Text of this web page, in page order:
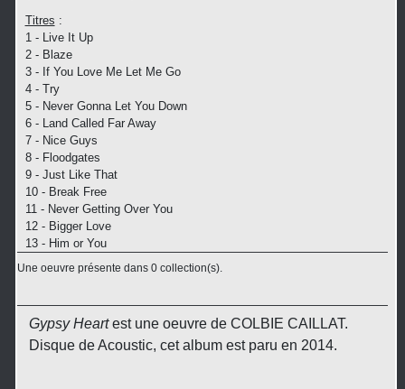
Titres :
1 - Live It Up
2 - Blaze
3 - If You Love Me Let Me Go
4 - Try
5 - Never Gonna Let You Down
6 - Land Called Far Away
7 - Nice Guys
8 - Floodgates
9 - Just Like That
10 - Break Free
11 - Never Getting Over You
12 - Bigger Love
13 - Him or You
Une oeuvre présente dans 0 collection(s).
Gypsy Heartest une oeuvre de COLBIE CAILLAT.
Disque de Acoustic, cet album est paru en 2014.